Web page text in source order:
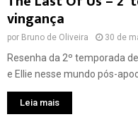
vingança
por Bruno de Oliveira 30 de
Resenha da 2º temporada
e Ellie nesse mundo pós-
Leia mais